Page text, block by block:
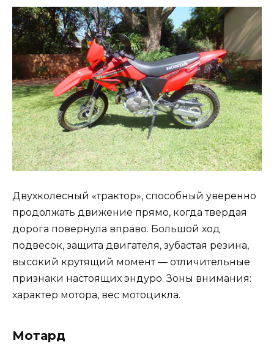
Двухколесный «трактор», способный уверенно
продолжать движение прямо, когда твердая
дорога повернула вправо. Большой ход
подвесок, защита двигателя, зубастая резина,
высокий крутящий момент — отличительные
признаки настоящих эндуро. Зоны внимания:
характер мотора, вес мотоцикла.
Мотард